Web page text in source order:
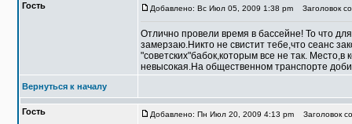
Гость Добавлено: Вс Июл 05, 2009 1:38 pm Заголовок
Отлично провели время в бассейне! То что
замерзаю.Никто не свистит тебе,что сеанс
"советских"бабок,которым все не так.
невысокая.На общественном транспорте
Вернуться к началу
Гость Добавлено: Пн Июл 20, 2009 4:13 pm Заголовок